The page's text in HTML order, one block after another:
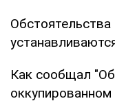
Как сообщал
оккупированном